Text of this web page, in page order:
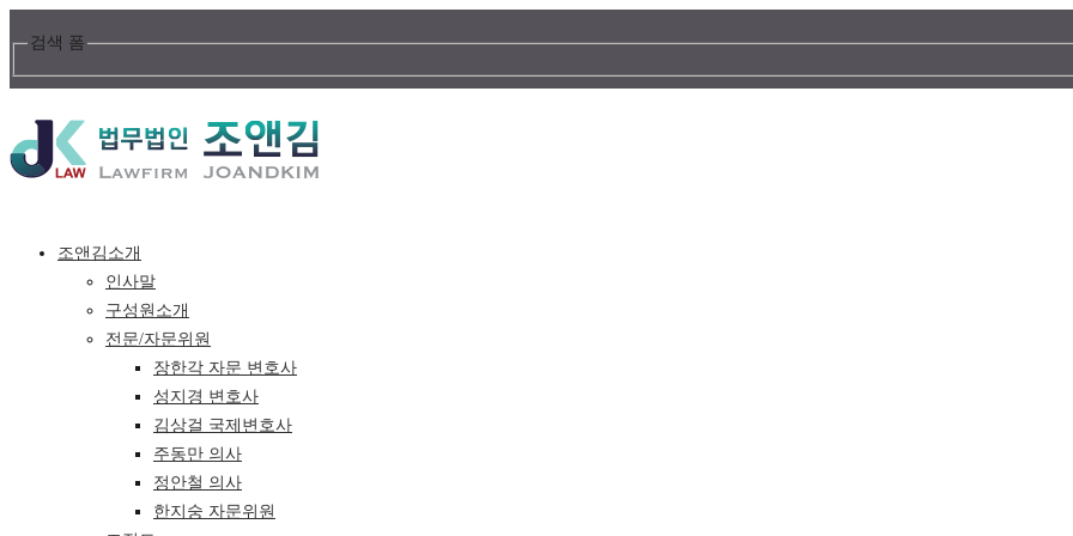
검색 폼
조앤김소개
인사말
구성원소개
전문/자문위원
장한각 자문 변호사
성지경 변호사
김상걸 국제변호사
주동만 의사
정안철 의사
한지숭 자문위원